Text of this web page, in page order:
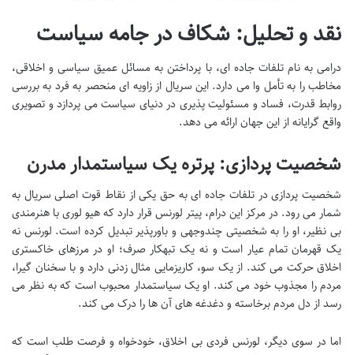
نقد و تحلیل: شکاف در جامه سیاست
درامی به نام تلفات جاده ای، با پرداختن به مسائل عمیق سیاسی و اخلاقی،
مخاطب را به تأمل وا می دارد. این سریال از زاویه ای منحصر به فرد به بررسی
روابط قدرت، فساد و مسئولیت پذیری در دنیای سیاست می پردازد و تصویری
واقع گرایانه از این جهان ارائه می دهد.
شخصیت پردازی: پرتره یک سیاستمدار مدرن
شخصیت پردازی در تلفات جاده ای به حق یکی از نقاط قوت اصلی سریال به
شمار می رود. در مرکز این درام، پیتر لورنس قرار دارد که هیو لوری با هنرمندی
بی نظیر، او را به شخصیتی چندوجهی و باورپذیر تبدیل کرده است. لورنس نه
یک قهرمان تمام عیار است و نه یک تبهکار صرف؛ او در مرزهای خاکستری
اخلاق حرکت می کند. از یک سو، کاریزمایی مثال زدنی دارد و با سخنان گیرا،
مردم را مجذوب خود می کند. او یک سیاستمدار محبوب است که به نظر می
رسد از دل مردم برخاسته و دغدغه های آن ها را درک می کند.
اما در سوی دیگر، لورنس فردی بی اخلاق، خودخواه و فرصت طلب است که